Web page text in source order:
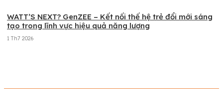
WATT’S NEXT? GenZEE – Kết nối thế hệ trẻ đổi mới sáng
tạo trong lĩnh vực hiệu quả năng lượng
1 Th7 2026